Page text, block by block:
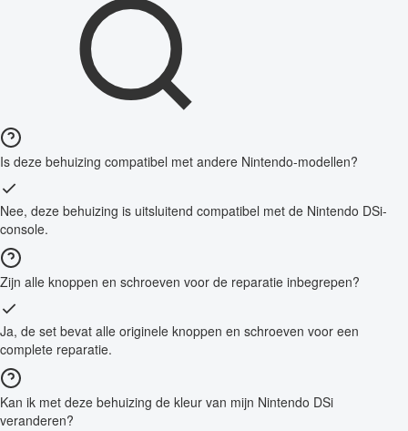
Is deze behuizing compatibel met andere Nintendo-modellen?
Nee, deze behuizing is uitsluitend compatibel met de Nintendo DSi-
console.
Zijn alle knoppen en schroeven voor de reparatie inbegrepen?
Ja, de set bevat alle originele knoppen en schroeven voor een
complete reparatie.
Kan ik met deze behuizing de kleur van mijn Nintendo DSi
veranderen?